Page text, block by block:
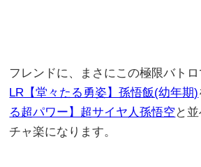
フレンドに、まさにこの極限バト
LR【堂々たる勇姿】孫悟飯(幼年期)
る超パワー】超サイヤ人孫悟空 と
チャ楽になります。